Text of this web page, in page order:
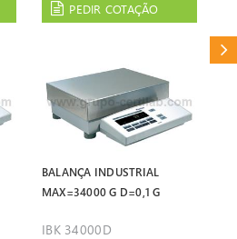
PEDIR COTAÇÃO
BALANÇA INDUSTRIAL
MAX=34000 G D=0,1 G
IBK 34000D